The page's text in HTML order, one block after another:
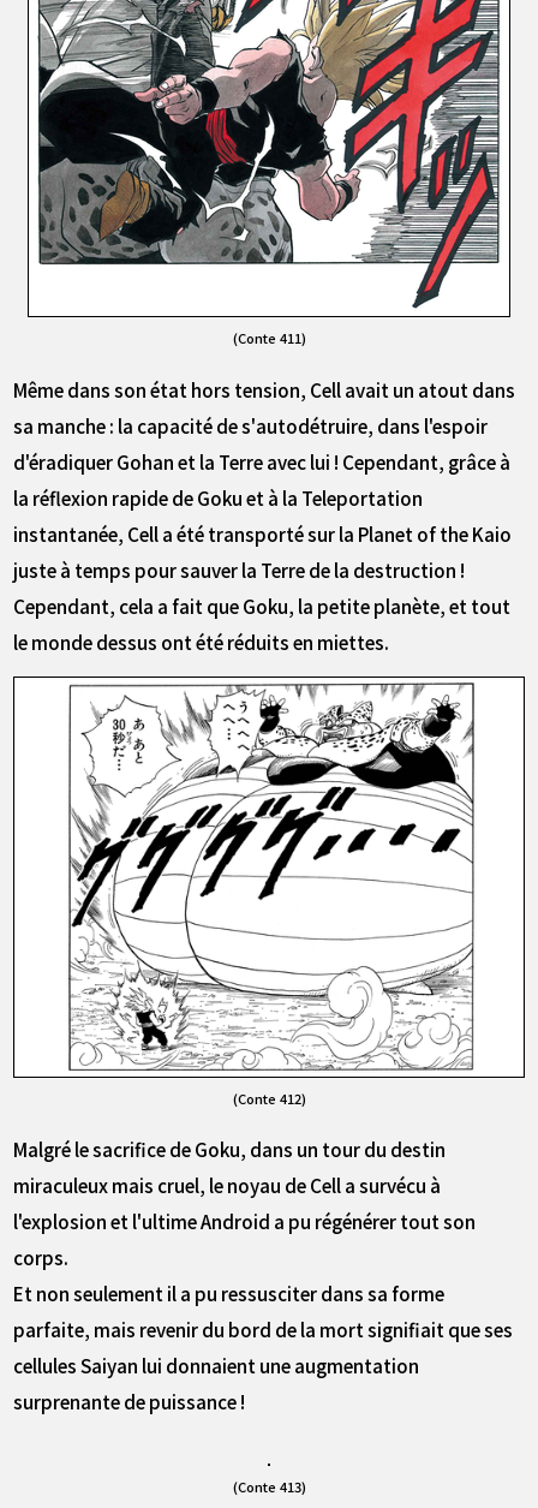
(Conte 411)
Même dans son état hors tension, Cell avait un atout dans
sa manche : la capacité de s'autodétruire, dans l'espoir
d'éradiquer Gohan et la Terre avec lui ! Cependant, grâce à
la réflexion rapide de Goku et à la Teleportation
instantanée, Cell a été transporté sur la Planet of the Kaio
juste à temps pour sauver la Terre de la destruction !
Cependant, cela a fait que Goku, la petite planète, et tout
le monde dessus ont été réduits en miettes.
(Conte 412)
Malgré le sacrifice de Goku, dans un tour du destin
miraculeux mais cruel, le noyau de Cell a survécu à
l'explosion et l'ultime Android a pu régénérer tout son
corps.
Et non seulement il a pu ressusciter dans sa forme
parfaite, mais revenir du bord de la mort signifiait que ses
cellules Saiyan lui donnaient une augmentation
surprenante de puissance !
(Conte 413)